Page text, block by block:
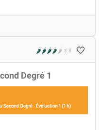
🌶️🌶️🌶️🌶️🌶️ 3.8 🤍
Degré 1